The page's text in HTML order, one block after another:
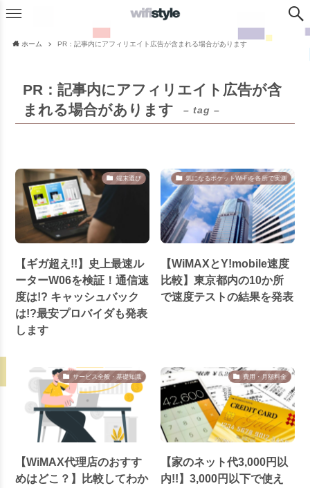
ホーム PR：記事内にアフィリエイト広告が含まれる場合があります
PR：記事内にアフィリエイト広告が含
まれる場合があります
– tag –
端末選び
【ギガ超え!!】史上最速ル
ーターW06を検証！通信速
度は!? キャッシュバック
は!?最安プロバイダも発表
します
気になるポケットWi-Fiを各所で実測
【WiMAXとY!mobile速度
比較】東京都内の10か所
で速度テストの結果を発表
サービス全般・基礎知識
【WiMAX代理店のおすす
めはどこ？】比較してわか
費用・月額料金
【家のネット代3,000円以
内!!】3,000円以下で使え